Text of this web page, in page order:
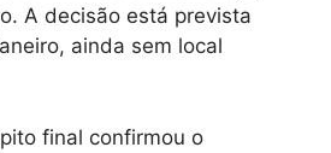
A decisão está prevista
ainda sem local
final confirmou o